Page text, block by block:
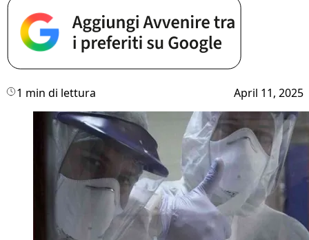
1 min di lettura April 11, 2025